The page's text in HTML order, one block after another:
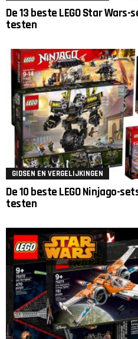
De 13 beste LEGO Star
testen
GIDSEN EN VERGELIJKINGEN
De 10 beste LEGO Ninjago-
testen